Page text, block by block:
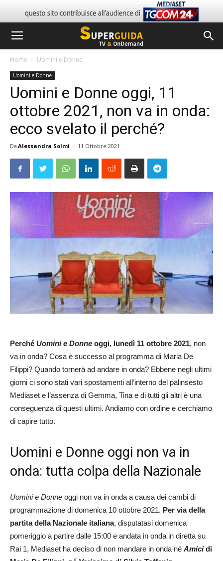
Home Uomini e Donne
Uomini e Donne
Uomini e Donne oggi, 11
ottobre 2021, non va in onda:
ecco svelato il perché?
Da Alessandra Solmi - 11 Ottobre 2021
Perché Uomini e Donne oggi, lunedì 11 ottobre 2021, non
va in onda? Cosa è successo al programma di Maria De
Filippi? Quando tornerà ad andare in onda? Ebbene negli ultimi
giorni ci sono stati vari spostamenti all’interno del palinsesto
Mediaset e l’assenza di Gemma, Tina e di tutti gli altri è una
conseguenza di questi ultimi. Andiamo con ordine e cerchiamo
di capire tutto.
Uomini e Donne oggi non va in
onda: tutta colpa della Nazionale
Uomini e Donne oggi non va in onda a causa dei cambi di
programmazione di domenica 10 ottobre 2021. Per via della
partita della Nazionale italiana, disputatasi domenica
pomeriggio a partire dalle 15:00 e andata in onda in diretta su
Rai 1, Mediaset ha deciso di non mandare in onda né Amicidi